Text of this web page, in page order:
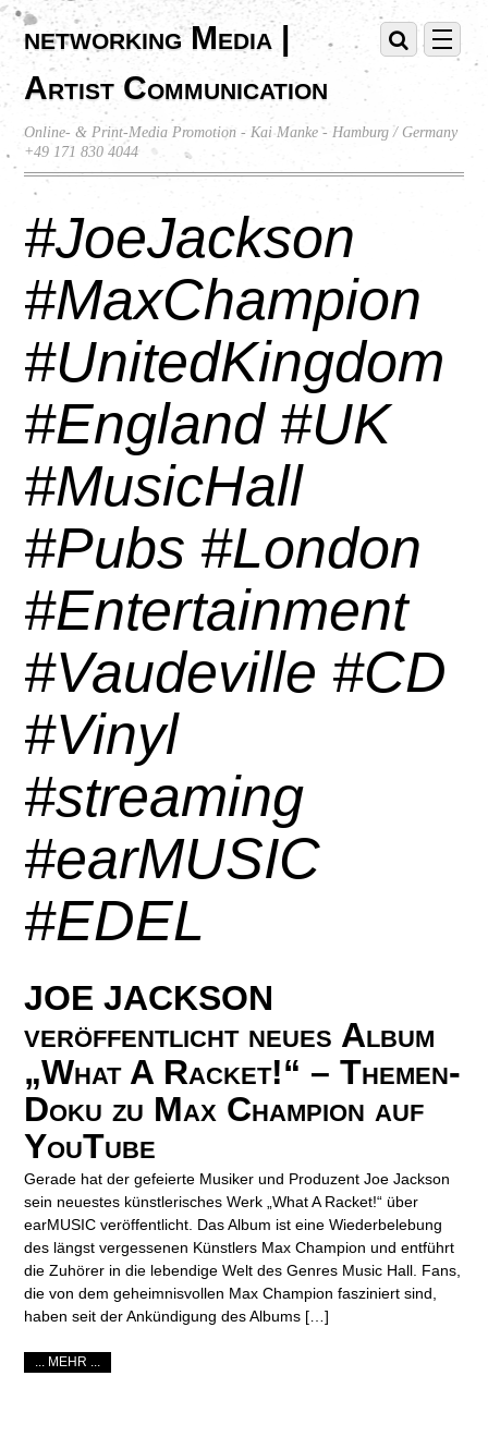
networking Media |
Artist Communication
Online- & Print-Media Promotion - Kai Manke - Hamburg / Germany
+49 171 830 4044
#JoeJackson
#MaxChampion
#UnitedKingdom
#England #UK
#MusicHall
#Pubs #London
#Entertainment
#Vaudeville #CD
#Vinyl
#streaming
#earMUSIC
#EDEL
JOE JACKSON
veröffentlicht neues Album
„What A Racket!“ – Themen-
Doku zu Max Champion auf
YouTube
Gerade hat der gefeierte Musiker und Produzent Joe Jackson
sein neuestes künstlerisches Werk „What A Racket!“ über
earMUSIC veröffentlicht. Das Album ist eine Wiederbelebung
des längst vergessenen Künstlers Max Champion und entführt
die Zuhörer in die lebendige Welt des Genres Music Hall. Fans,
die von dem geheimnisvollen Max Champion fasziniert sind,
haben seit der Ankündigung des Albums […]
... MEHR ...